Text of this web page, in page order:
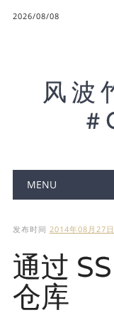
2026/08/08
风波
Main
MENU
发布时间 2014年08月27日
通过
仓库